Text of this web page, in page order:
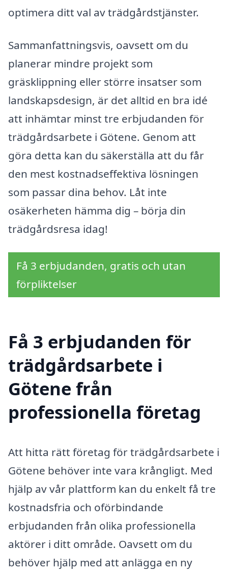
optimera ditt val av trädgårdstjänster.
Sammanfattningsvis, oavsett om du
planerar mindre projekt som
gräsklippning eller större insatser som
landskapsdesign, är det alltid en bra idé
att inhämtar minst tre erbjudanden för
trädgårdsarbete i Götene. Genom att
göra detta kan du säkerställa att du får
den mest kostnadseffektiva lösningen
som passar dina behov. Låt inte
osäkerheten hämma dig – börja din
trädgårdsresa idag!
Få 3 erbjudanden, gratis och utan
förpliktelser
Få 3 erbjudanden för
trädgårdsarbete i
Götene från
professionella företag
Att hitta rätt företag för trädgårdsarbete i
Götene behöver inte vara krångligt. Med
hjälp av vår plattform kan du enkelt få tre
kostnadsfria och oförbindande
erbjudanden från olika professionella
aktörer i ditt område. Oavsett om du
behöver hjälp med att anlägga en ny